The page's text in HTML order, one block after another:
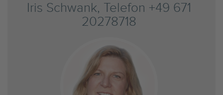
Iris Schwank, Telefon +49 671
20278718